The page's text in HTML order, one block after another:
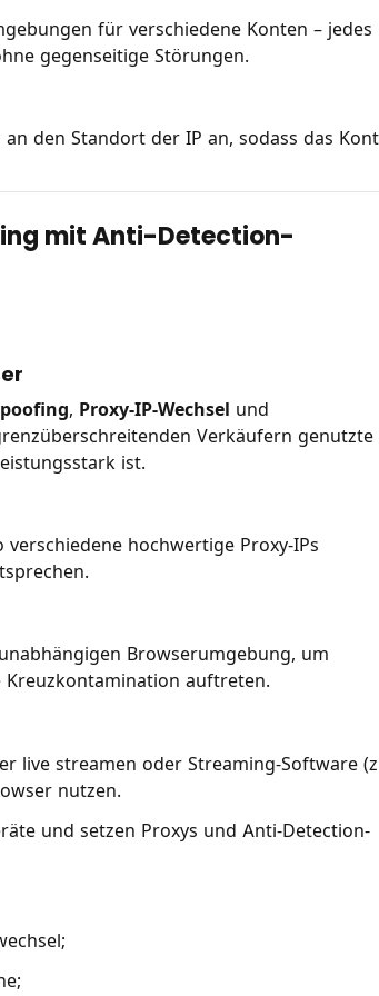
für verschiedene Konten – jedes
gegenseitige Störungen.
den Standort der IP an, sodass das
mit Anti-Detection-
, Proxy-IP-Wechsel und
Verkäufern genutzte
ist.
hochwertige Proxy-IPs
Browserumgebung, um
Kreuzkontamination auftreten.
live streamen oder Streaming-Software
nutzen.
und setzen Proxys und Anti-Detection-